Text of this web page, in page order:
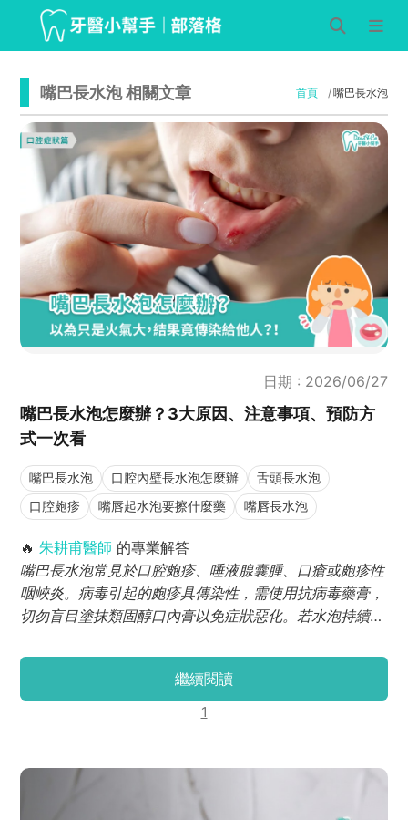
嘴巴長水泡 相關文章 首頁 嘴巴長水泡
日期 : 2026/06/27
嘴巴長水泡怎麼辦？3大原因、注意事項、預防方
式一次看
嘴巴長水泡 口腔內壁長水泡怎麼辦
舌頭長水泡
口腔皰疹
嘴唇起水泡要擦什麼藥 嘴唇長水泡
🔥 朱耕甫醫師 的專業解答
嘴巴長水泡常見於口腔皰疹、唾液腺囊腫、口瘡或皰疹性
咽峽炎。病毒引起的皰疹具傳染性，需使用抗病毒藥膏，
切勿盲目塗抹類固醇口內膏以免症狀惡化。若水泡持續超
繼續閱讀
1